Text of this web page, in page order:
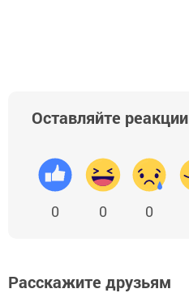
Оставляйте реакции
0 0 0
Расскажите друзьям